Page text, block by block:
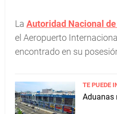
La Autoridad Nacional
el Aeropuerto
encontrado en su
TE PUEDE
Aduanas